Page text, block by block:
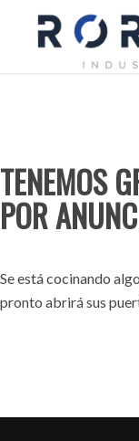
TENEMOS
POR
Se está cocinando
pronto abrirá sus